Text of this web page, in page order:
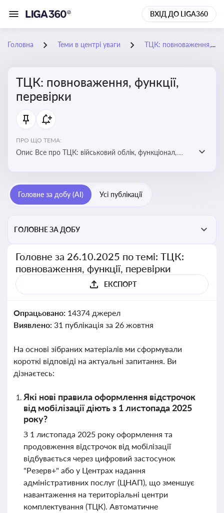
ВХІД ДО LIGA360
Головна Теми в центрі уваги ТЦК: повноваження, функції, перевірки
ТЦК: повноваження, функції,
перевірки
ПРО ЩО ТЕМА:
Опис Все про ТЦК: військовий облік, функціонал,
Головне за добу (AI) Усі публікації
ГОЛОВНЕ ЗА ДОБУ
Головне за 26.10.2025 по темі: ТЦК:
повноваження, функції, перевірки
ЕКСПОРТ
Опрацьовано: 14374 джерел
Виявлено: 31 публікація за 26 жовтня
На основі зібраних матеріалів ми сформували
короткі відповіді на актуальні запитання. Ви
дізнаєтесь:
Які нові правила оформлення відстрочок
від мобілізації діють з 1 листопада 2025
року?
З 1 листопада 2025 року оформлення та
продовження відстрочок від мобілізації
відбувається через цифровий застосунок
"Резерв+" або у Центрах надання
адміністративних послуг (ЦНАП), що зменшує
навантаження на територіальні центри
комплектування (ТЦК). Автоматичне